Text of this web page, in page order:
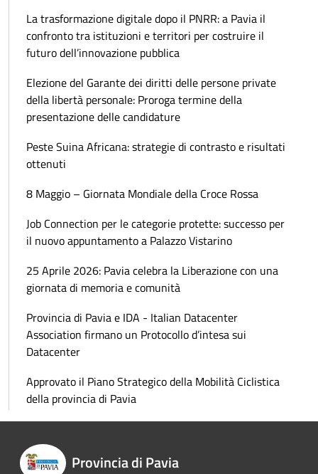
La trasformazione digitale dopo il PNRR: a Pavia il
confronto tra istituzioni e territori per costruire il
futuro dell’innovazione pubblica
Elezione del Garante dei diritti delle persone private
della libertà personale: Proroga termine della
presentazione delle candidature
Peste Suina Africana: strategie di contrasto e risultati
ottenuti
8 Maggio – Giornata Mondiale della Croce Rossa
Job Connection per le categorie protette: successo per
il nuovo appuntamento a Palazzo Vistarino
25 Aprile 2026: Pavia celebra la Liberazione con una
giornata di memoria e comunità
Provincia di Pavia e IDA - Italian Datacenter
Association firmano un Protocollo d’intesa sui
Datacenter
Approvato il Piano Strategico della Mobilità Ciclistica
della provincia di Pavia
Provincia di Pavia